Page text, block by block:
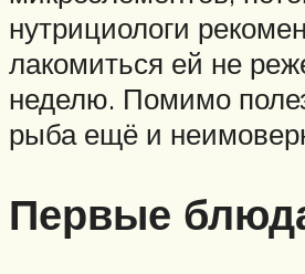
нутрициологи
лакомиться ей не
неделю. Помимо
рыба ещё и
Первые